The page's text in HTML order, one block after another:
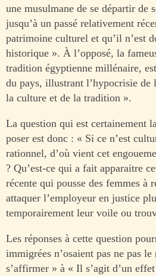
une musulmane de se départir de
jusqu’à un passé relativement
patrimoine culturel et qu’il n’est
historique ». À l’opposé, la
tradition égyptienne millénaire,
du pays, illustrant l’hypocrisie de
la culture et de la tradition ».
La question qui est certainement
poser est donc : « Si ce n’est
rationnel, d’où vient cet
? Qu’est-ce qui a fait apparaitre
récente qui pousse des femmes à
attaquer l’employeur en justice
temporairement leur voile ou
Les réponses à cette question
immigrées n’osaient pas ne pas
s’affirmer » à « Il s’agit d’un